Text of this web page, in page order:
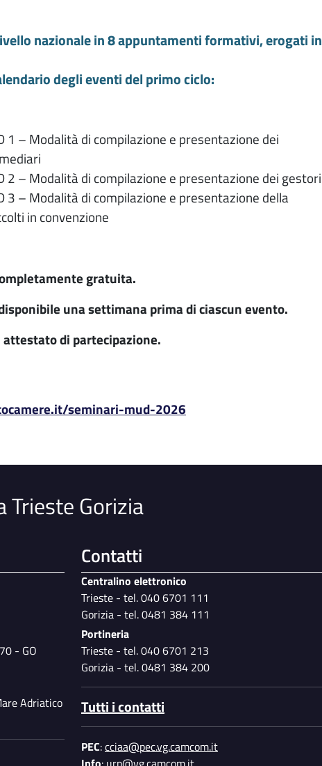
nazionale in 8 appuntamenti formativi, erogati in
degli eventi del primo ciclo:
– Modalità di compilazione e presentazione dei
– Modalità di compilazione e presentazione dei gestori
– Modalità di compilazione e presentazione della
in convenzione
gratuita.
una settimana prima di ciascun evento.
di partecipazione.
seminari-mud-2026
Trieste Gorizia
- GO
Adriatico
Contatti
Centralino elettronico
Trieste - tel. 040 6701 111
Gorizia - tel. 0481 384 111
Portineria
Trieste - tel. 040 6701 213
Gorizia - tel. 0481 384 200
Tutti i contatti
PEC:cciaa@pec.vg.camcom.it